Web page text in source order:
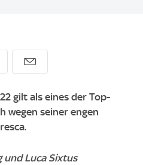
gilt als eines der Top-
wegen seiner engen
und Luca Sixtus